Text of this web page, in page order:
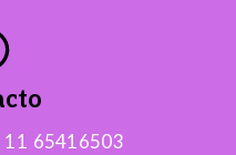
11 65416503